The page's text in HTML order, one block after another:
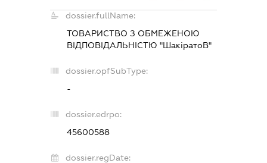
dossier.fullName:
ТОВАРИСТВО З ОБМЕЖЕНОЮ
ВІДПОВІДАЛЬНІСТЮ "ШакіратоВ"
dossier.opfSubType:
-
dossier.edrpo:
45600588
dossier.regDate: